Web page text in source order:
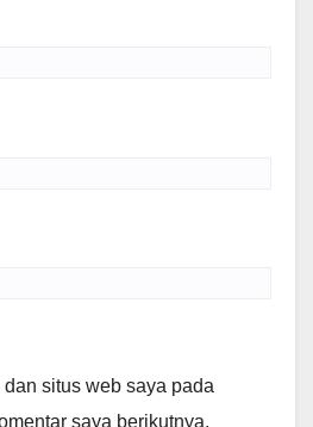
situs web saya pada
saya berikutnya.